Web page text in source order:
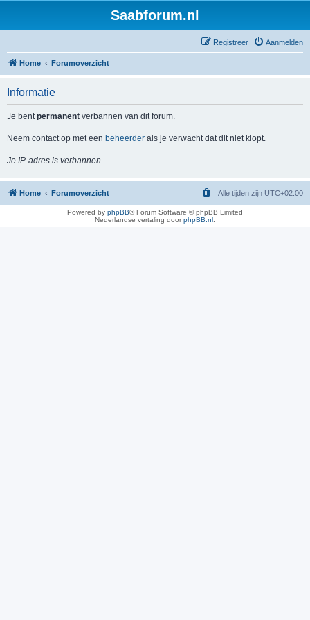
Saabforum.nl
Aanmelden
Registreer
Home Forumoverzicht
Informatie
Je bentpermanent verbannen van dit forum.
Neem contact op met een beheerder als je verwacht dat dit niet klopt.
Je IP-adres is verbannen.
Home Forumoverzicht Alle tijden zijn UTC+02:00
Powered by phpBB® Forum Software © phpBB Limited
Nederlandse vertaling doorphpBB.nl